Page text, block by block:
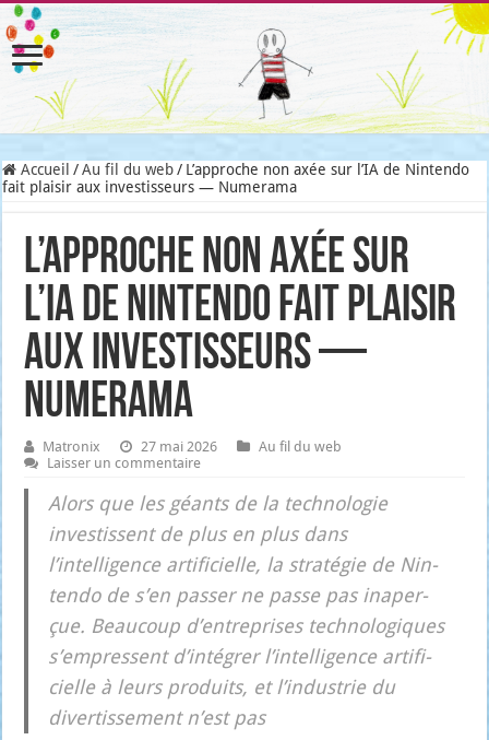
Accueil / Au fil du web / L’approche non axée sur l’IA de Nintendo
fait plaisir aux investisseurs — Numerama
L’approche non axée sur
l’IA de Nintendo fait plaisir
aux investisseurs —
Numerama
Matronix 27 mai 2026
Au fil du web
Laisser un commentaire
Alors que les géants de la tech­no­lo­gie
inves­tissent de plus en plus dans
l’intelligence arti­fi­cielle, la stra­té­gie de Nin­
ten­do de s’en pas­ser ne passe pas inaper­
çue. Beau­coup d’entreprises tech­no­lo­giques
s’empressent d’intégrer l’intelligence arti­fi­
cielle à leurs pro­duits, et l’industrie du
diver­tis­se­ment n’est pas